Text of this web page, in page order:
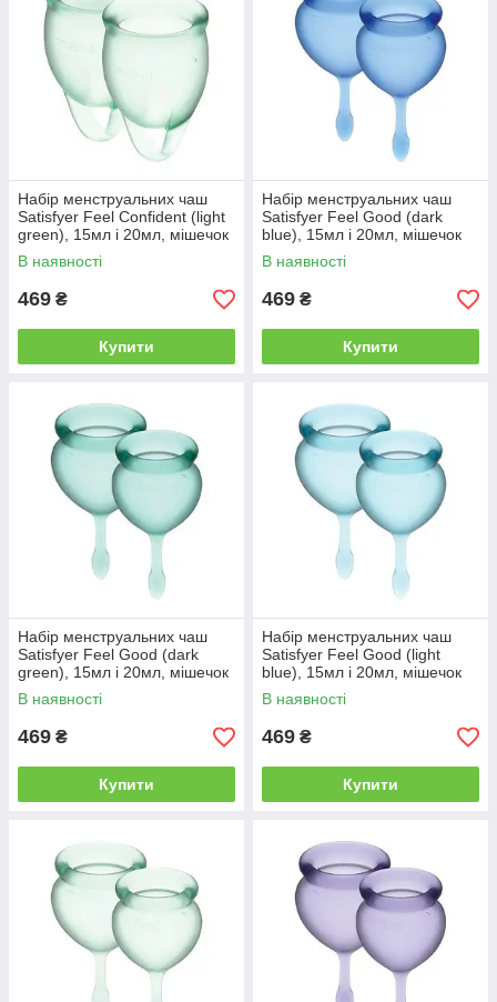
Набір менструальних чаш
Satisfyer Feel Confident (light
green), 15мл і 20мл, мішечок
для зберігання | Knopka
В наявності
469 ₴
Купити
Набір менструальних чаш
Satisfyer Feel Good (dark
blue), 15мл і 20мл, мішечок
для зберігання | Knopka
В наявності
469 ₴
Купити
Набір менструальних чаш
Satisfyer Feel Good (dark
green), 15мл і 20мл, мішечок
для зберігання | Knopka
В наявності
469 ₴
Купити
Набір менструальних чаш
Satisfyer Feel Good (light
blue), 15мл і 20мл, мішечок
для зберігання | Knopka
В наявності
469 ₴
Купити